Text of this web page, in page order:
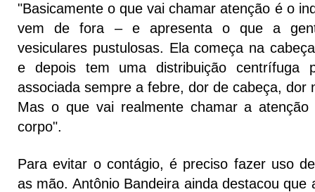
"Basicamente o que vai chamar atenção é o
vem de fora – e apresenta o que a
vesiculares pustulosas. Ela começa na
e depois tem uma distribuição centrífuga
associada sempre a febre, dor de cabeça, dor
Mas o que vai realmente chamar a
corpo".
Para evitar o contágio, é preciso fazer uso
as mão. Antônio Bandeira ainda destacou que